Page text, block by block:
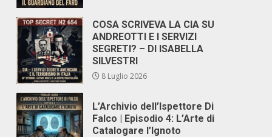
COSA SCRIVEVA LA CIA SU
ANDREOTTI E I SERVIZI
SEGRETI? – DI ISABELLA
SILVESTRI
8 Luglio 2026
L’Archivio dell’Ispettore Di
Falco | Episodio 4: L’Arte di
Catalogare l’Ignoto